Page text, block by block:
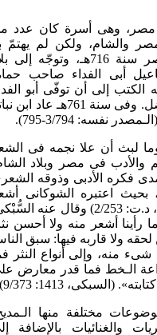
مصر، وهی أسرة کان عدد
مصر والشام، ولکن لم یهتمّ
الأیّوبیّون فی مصر؛ ولذلک غادر مصر سنة 716هـ، وتوجّه
أبی الفداء صاحب
إلی أن توفّی أبو
سنة 732ق، فاتصل بابنه الـملک الأفضل. وفی سنة 761هـ عاد
وما لبث أن علا نجمه فی
والأدب فی مصر وبلاد
مدى فکره الأدبی وذوقه
اعتبره الشوکانی
الـمتأخّرین علی الإطلاق»، (الشوکانی، د.ت: 2/253) وقال عنه
رأینا أشعر منه ولا أحسن
ولا قاربه فیها: سبق
منه، وإلی أنواع النثر
الـخط فما قدر معارض
1413: 9/373)
مختلفة منها
والغنائیات بالإضافة